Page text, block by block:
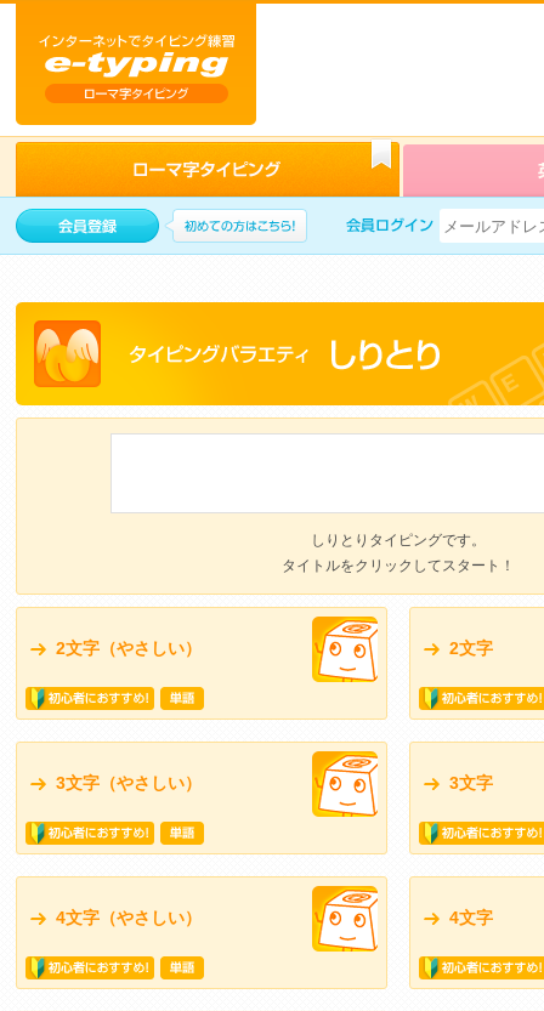
しりとりタイピングです。
タイトルをクリックしてスタート！
2文字（やさしい） 2文字
3文字（やさしい） 3文字
4文字（やさしい） 4文字